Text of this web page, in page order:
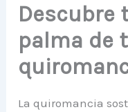
Descubre
palma de
La quiromancia